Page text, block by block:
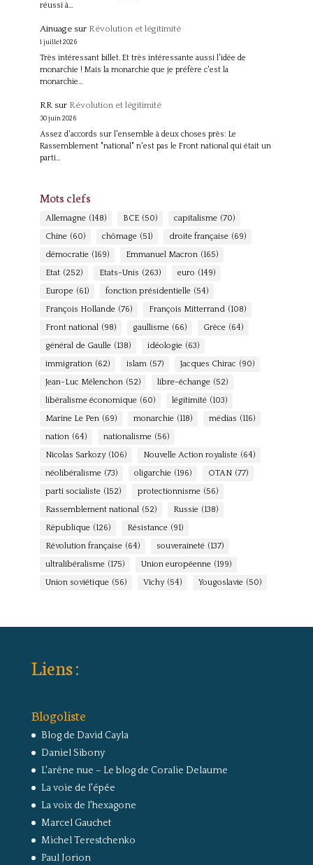
réussi à…
Ainuagesur Révolution et légitimité
1 juillet 2026
Très intéressant billet. Et très intéressante aussi l'idée de
monarchie ! Mais la monarchie que je préfère c'est la
monarchie…
RRsur Révolution et légitimité
30 juin 2026
Assez d'accords sur l'ensemble à deux choses près: Le
Rassemblement "national" n'est pas le Front national qui était un
parti…
Mots clefs
Allemagne (148) BCE (50) capitalisme (70)
Chine (60) chômage (51) droite française (69)
démocratie (169) Emmanuel Macron (165)
Etat (252) Etats-Unis (263) euro (149)
Europe (61) fonction présidentielle (54)
François Hollande (76) François Mitterrand (108)
Front national (98) gaullisme (66) Grèce (64)
général de Gaulle (138) idéologie (63)
immigration (62) islam (57) Jacques Chirac (90)
Jean-Luc Mélenchon (52) libre-échange (52)
libéralisme économique (60) légitimité (103)
Marine Le Pen (69) monarchie (118) médias (116)
nation (64) nationalisme (56)
Nicolas Sarkozy (106) Nouvelle Action royaliste (64)
néolibéralisme (73) oligarchie (196) OTAN (77)
parti socialiste (152) protectionnisme (56)
Rassemblement national (52) Russie (138)
République (126) Résistance (91)
Révolution française (64) souveraineté (137)
ultralibéralisme (175) Union européenne (199)
Union soviétique (56) Vichy (54) Yougoslavie (50)
Liens :
Blogoliste
Blog de David Cayla
Daniel Sibony
L'arêne nue – Le blog de Coralie Delaume
La voie de l'épée
La voix de l'hexagone
Marcel Gauchet
Michel Terestchenko
Paul Jorion